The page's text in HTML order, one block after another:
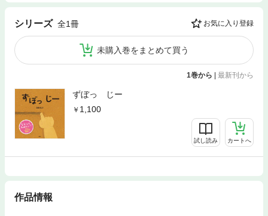
シリーズ 全1冊 お気に入り登録
未購入巻をまとめて買う
1巻から 最新刊から
ずぼっ じー
1,100
試し読み カートへ
作品情報